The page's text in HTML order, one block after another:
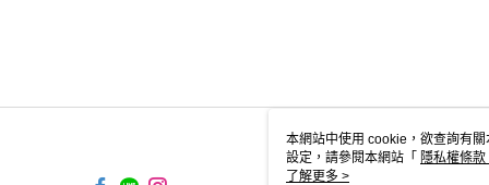
本網站中使用 cookie，欲查詢有
設定，請參閱本網站「 隱私權條款
使用 cookie。
了解更多 >